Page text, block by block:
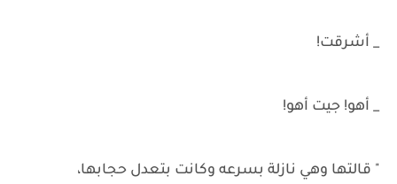
_ أشرقت!
_ أهو! جيت أهو!
" قالتها وهي نازلة بسرعه وكانت بتعدل حجابها،